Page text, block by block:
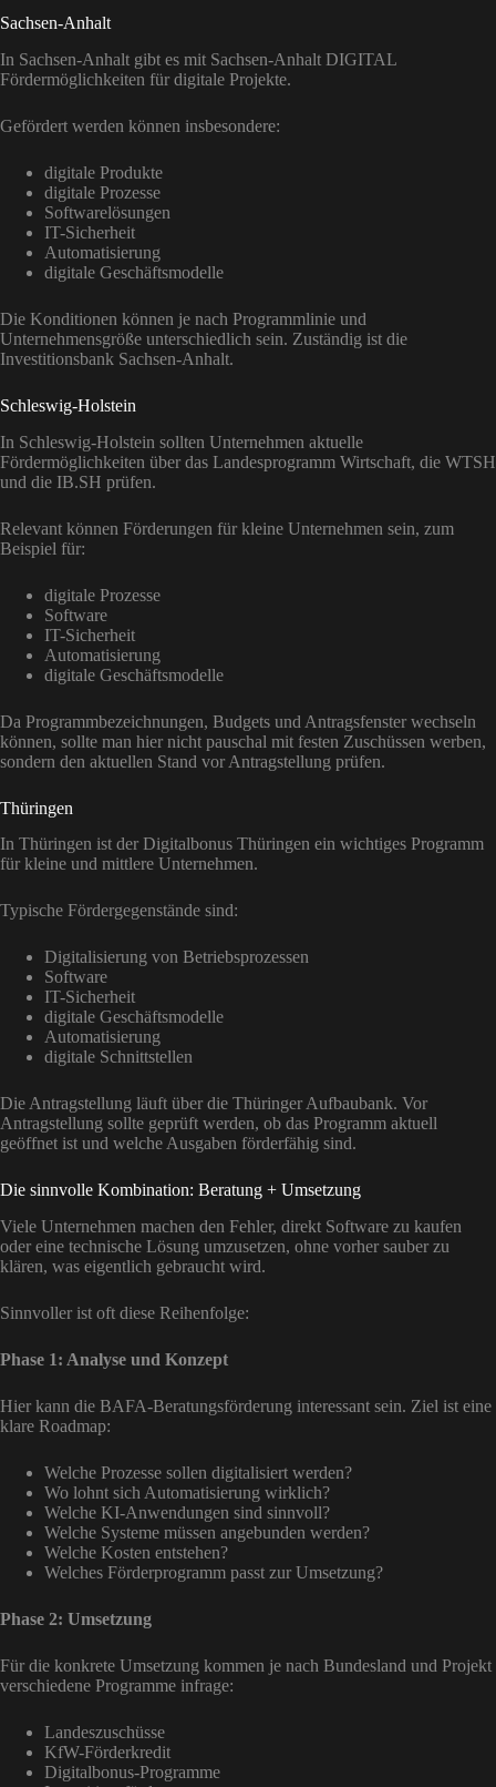
Sachsen-Anhalt
In Sachsen-Anhalt gibt es mit Sachsen-Anhalt DIGITAL
Fördermöglichkeiten für digitale Projekte.
Gefördert werden können insbesondere:
digitale Produkte
digitale Prozesse
Softwarelösungen
IT-Sicherheit
Automatisierung
digitale Geschäftsmodelle
Die Konditionen können je nach Programmlinie und
Unternehmensgröße unterschiedlich sein. Zuständig ist die
Investitionsbank Sachsen-Anhalt.
Schleswig-Holstein
In Schleswig-Holstein sollten Unternehmen aktuelle
Fördermöglichkeiten über das Landesprogramm Wirtschaft, die WTSH
und die IB.SH prüfen.
Relevant können Förderungen für kleine Unternehmen sein, zum
Beispiel für:
digitale Prozesse
Software
IT-Sicherheit
Automatisierung
digitale Geschäftsmodelle
Da Programmbezeichnungen, Budgets und Antragsfenster wechseln
können, sollte man hier nicht pauschal mit festen Zuschüssen werben,
sondern den aktuellen Stand vor Antragstellung prüfen.
Thüringen
In Thüringen ist der Digitalbonus Thüringen ein wichtiges Programm
für kleine und mittlere Unternehmen.
Typische Fördergegenstände sind:
Digitalisierung von Betriebsprozessen
Software
IT-Sicherheit
digitale Geschäftsmodelle
Automatisierung
digitale Schnittstellen
Die Antragstellung läuft über die Thüringer Aufbaubank. Vor
Antragstellung sollte geprüft werden, ob das Programm aktuell
geöffnet ist und welche Ausgaben förderfähig sind.
Die sinnvolle Kombination: Beratung + Umsetzung
Viele Unternehmen machen den Fehler, direkt Software zu kaufen
oder eine technische Lösung umzusetzen, ohne vorher sauber zu
klären, was eigentlich gebraucht wird.
Sinnvoller ist oft diese Reihenfolge:
Phase 1: Analyse und Konzept
Hier kann die BAFA-Beratungsförderung interessant sein. Ziel ist eine
klare Roadmap:
Welche Prozesse sollen digitalisiert werden?
Wo lohnt sich Automatisierung wirklich?
Welche KI-Anwendungen sind sinnvoll?
Welche Systeme müssen angebunden werden?
Welche Kosten entstehen?
Welches Förderprogramm passt zur Umsetzung?
Phase 2: Umsetzung
Für die konkrete Umsetzung kommen je nach Bundesland und Projekt
verschiedene Programme infrage:
Landeszuschüsse
KfW-Förderkredit
Digitalbonus-Programme